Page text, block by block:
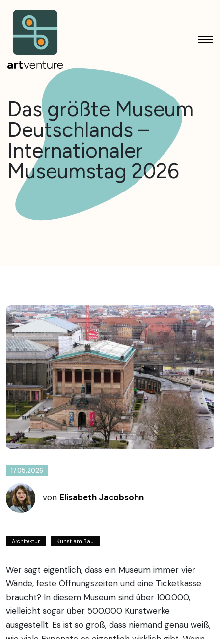
Das größte Museum
Deutschlands –
Internationaler
Museumstag 2026
17.05.2026
von Elisabeth Jacobsohn
Architektur Kunst am Bau
Wer sagt eigentlich, dass ein Museum immer vier
Wände, feste Öffnungszeiten und eine Ticketkasse
braucht? In diesem Museum sind über 100.000,
vielleicht sogar über 500.000 Kunstwerke
ausgestellt. Es ist so groß, dass niemand genau weiß,